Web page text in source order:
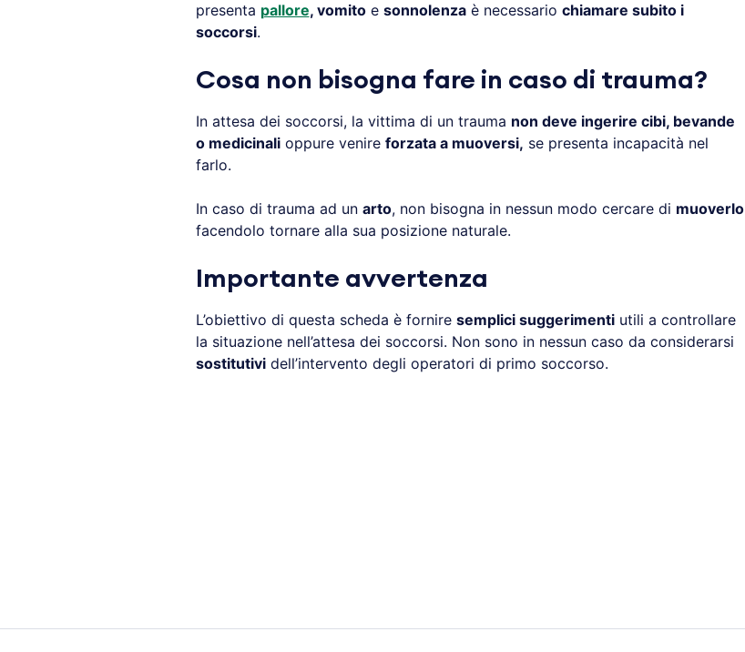
presenta pallore, vomitoe sonnolenzaè necessario chiamare subito i
soccorsi.
Cosa non bisogna fare in caso di trauma?
In attesa dei soccorsi, la vittima di un trauma non deve ingerire cibi, bevande
o medicinalioppure venire forzata a muoversi, se presenta incapacità nel
farlo.
In caso di trauma ad un arto, non bisogna in nessun modo cercare di muoverlo
facendolo tornare alla sua posizione naturale.
Importante avvertenza
L’obiettivo di questa scheda è fornire semplici suggerimentiutili a controllare
la situazione nell’attesa dei soccorsi. Non sono in nessun caso da considerarsi
sostitutividell’intervento degli operatori di primo soccorso.